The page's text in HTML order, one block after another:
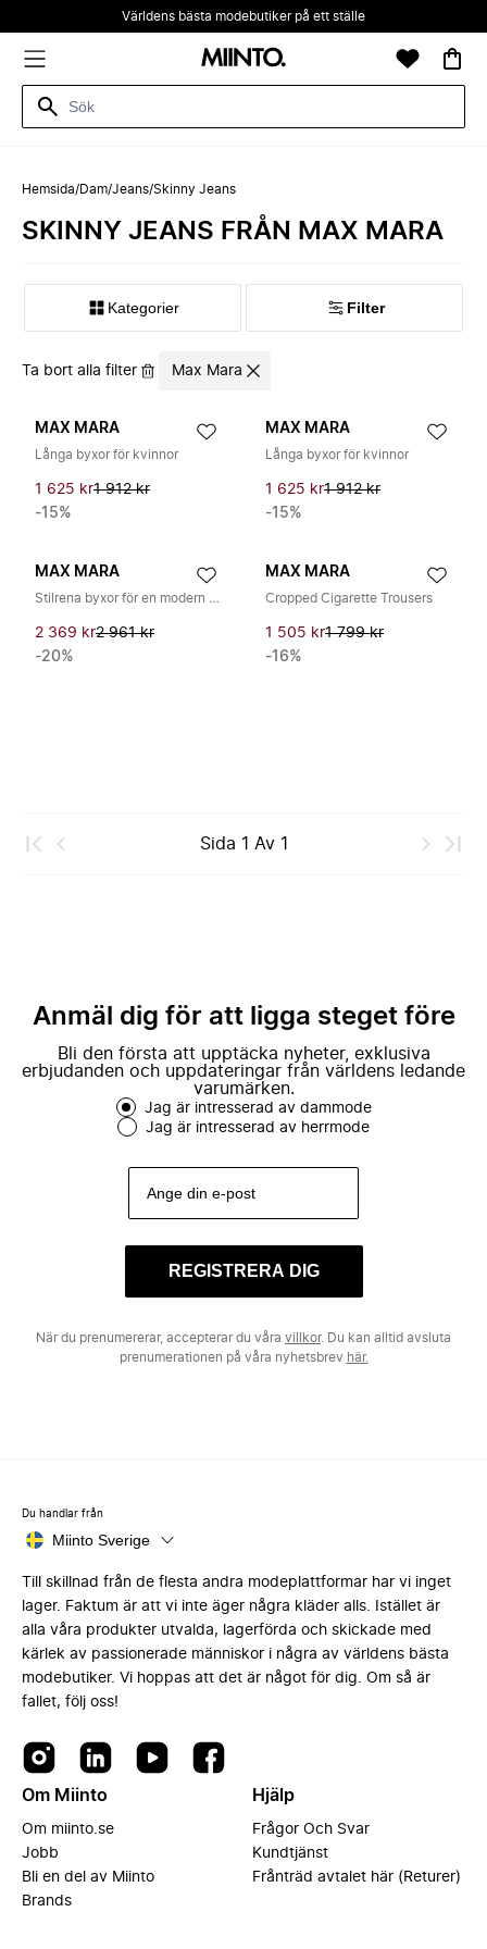
Världens bästa modebutiker på ett ställe
Hemsida/Dam/Jeans/Skinny Jeans
SKINNY JEANS FRÅN MAX MARA
Kategorier Filter
Ta bort alla filter Max Mara
MAX MARA
Långa byxor för kvinnor
1 625 kr1 912 kr
-15%
MAX MARA
Långa byxor för kvinnor
1 625 kr1 912 kr
-15%
MAX MARA
Stilrena byxor för en modern look
2 369 kr2 961 kr
-20%
MAX MARA
Cropped Cigarette Trousers
1 505 kr1 799 kr
-16%
Sida 1 Av 1
Anmäl dig för att ligga steget före
Bli den första att upptäcka nyheter, exklusiva
erbjudanden och uppdateringar från världens ledande
varumärken.
Jag är intresserad av dammode
Jag är intresserad av herrmode
REGISTRERA DIG
När du prenumererar, accepterar du våra villkor. Du kan alltid avsluta
prenumerationen på våra nyhetsbrev här.
Du handlar från
Miinto Sverige
Till skillnad från de flesta andra modeplattformar har vi inget
lager. Faktum är att vi inte äger några kläder alls. Istället är
alla våra produkter utvalda, lagerförda och skickade med
kärlek av passionerade människor i några av världens bästa
modebutiker. Vi hoppas att det är något för dig. Om så är
fallet, följ oss!
Om Miinto
Om miinto.se
Jobb
Bli en del av Miinto
Brands
Hjälp
Frågor Och Svar
Kundtjänst
Frånträd avtalet här (Returer)